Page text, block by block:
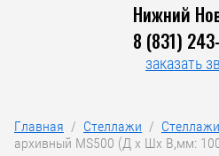
Нижний
8 (831)
заказать
Главная
  /
Стеллажи
  /
архивный MS500 (Д х Шх В,мм: